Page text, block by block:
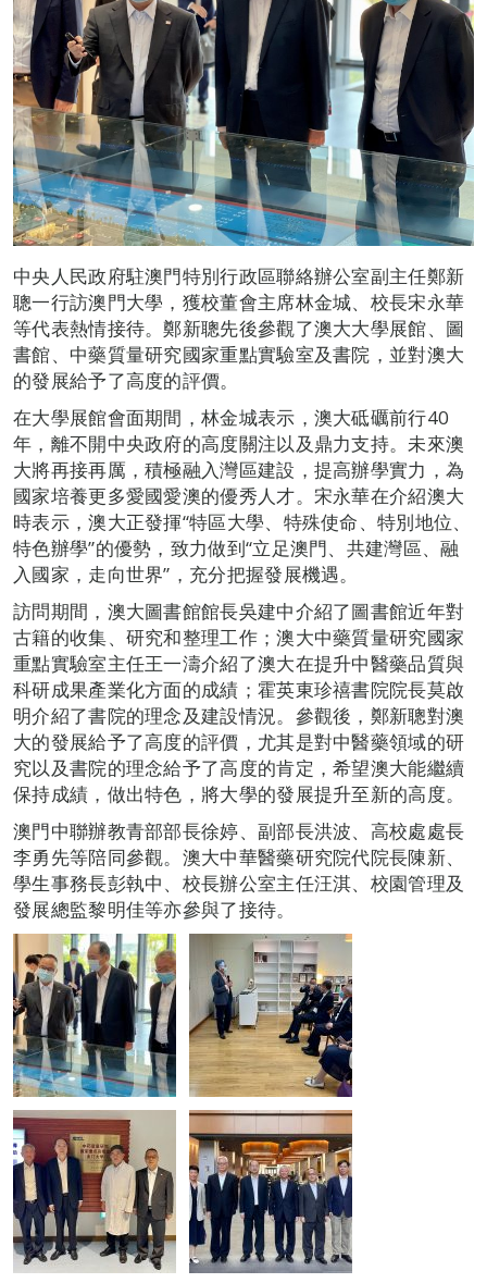
中央人民政府駐澳門特別行政區聯絡辦公室副主任鄭新
聰一行訪澳門大學，獲校董會主席林金城、校長宋永華
等代表熱情接待。鄭新聰先後參觀了澳大大學展館、圖
書館、中藥質量研究國家重點實驗室及書院，並對澳大
的發展給予了高度的評價。
在大學展館會面期間，林金城表示，澳大砥礪前行40
年，離不開中央政府的高度關注以及鼎力支持。未來澳
大將再接再厲，積極融入灣區建設，提高辦學實力，為
國家培養更多愛國愛澳的優秀人才。宋永華在介紹澳大
時表示，澳大正發揮“特區大學、特殊使命、特別地位、
特色辦學”的優勢，致力做到“立足澳門、共建灣區、融
入國家，走向世界”，充分把握發展機遇。
訪問期間，澳大圖書館館長吳建中介紹了圖書館近年對
古籍的收集、研究和整理工作；澳大中藥質量研究國家
重點實驗室主任王一濤介紹了澳大在提升中醫藥品質與
科研成果產業化方面的成績；霍英東珍禧書院院長莫啟
明介紹了書院的理念及建設情況。參觀後，鄭新聰對澳
大的發展給予了高度的評價，尤其是對中醫藥領域的研
究以及書院的理念給予了高度的肯定，希望澳大能繼續
保持成績，做出特色，將大學的發展提升至新的高度。
澳門中聯辦教青部部長徐婷、副部長洪波、高校處處長
李勇先等陪同參觀。澳大中華醫藥研究院代院長陳新、
學生事務長彭執中、校長辦公室主任汪淇、校園管理及
發展總監黎明佳等亦參與了接待。